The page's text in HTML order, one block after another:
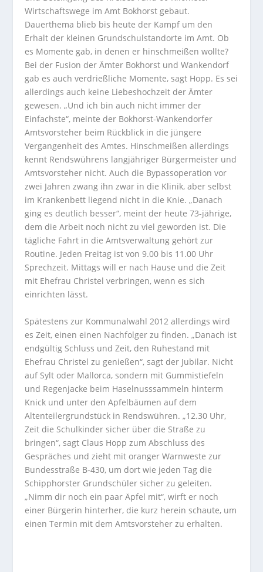
Wirtschaftswege im Amt Bokhorst gebaut.
Dauerthema blieb bis heute der Kampf um den
Erhalt der kleinen Grundschulstandorte im Amt. Ob
es Momente gab, in denen er hinschmeißen wollte?
Bei der Fusion der Ämter Bokhorst und Wankendorf
gab es auch verdrießliche Momente, sagt Hopp. Es sei
allerdings auch keine Liebeshochzeit der Ämter
gewesen. „Und ich bin auch nicht immer der
Einfachste“, meinte der Bokhorst-Wankendorfer
Amtsvorsteher beim Rückblick in die jüngere
Vergangenheit des Amtes. Hinschmeißen allerdings
kennt Rendswührens langjähriger Bürgermeister und
Amtsvorsteher nicht. Auch die Bypassoperation vor
zwei Jahren zwang ihn zwar in die Klinik, aber selbst
im Krankenbett liegend nicht in die Knie. „Danach
ging es deutlich besser“, meint der heute 73-jährige,
dem die Arbeit noch nicht zu viel geworden ist. Die
tägliche Fahrt in die Amtsverwaltung gehört zur
Routine. Jeden Freitag ist von 9.00 bis 11.00 Uhr
Sprechzeit. Mittags will er nach Hause und die Zeit
mit Ehefrau Christel verbringen, wenn es sich
einrichten lässt.
Spätestens zur Kommunalwahl 2012 allerdings wird
es Zeit, einen einen Nachfolger zu finden. „Danach ist
endgültig Schluss und Zeit, den Ruhestand mit
Ehefrau Christel zu genießen“, sagt der Jubilar. Nicht
auf Sylt oder Mallorca, sondern mit Gummistiefeln
und Regenjacke beim Haselnusssammeln hinterm
Knick und unter den Apfelbäumen auf dem
Altenteilergrundstück in Rendswühren. „12.30 Uhr,
Zeit die Schulkinder sicher über die Straße zu
bringen“, sagt Claus Hopp zum Abschluss des
Gespräches und zieht mit oranger Warnweste zur
Bundesstraße B-430, um dort wie jeden Tag die
Schipphorster Grundschüler sicher zu geleiten.
„Nimm dir noch ein paar Äpfel mit“, wirft er noch
einer Bürgerin hinterher, die kurz herein schaute, um
einen Termin mit dem Amtsvorsteher zu erhalten.